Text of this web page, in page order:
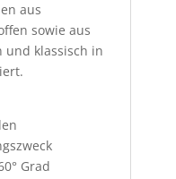
aus
sowie aus
und klassisch in
Grad